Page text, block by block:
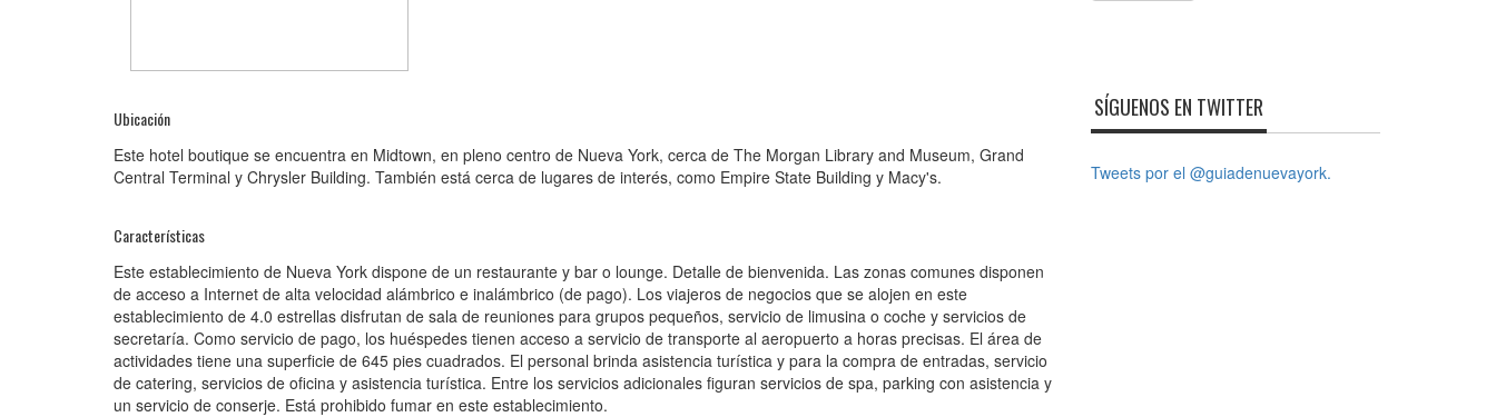
Ubicación
Este hotel boutique se encuentra en Midtown, en pleno centro de Nueva York, cerca de The Morgan Library and Museum, Grand
Central Terminal y Chrysler Building. También está cerca de lugares de interés, como Empire State Building y Macy's.
Características
Este establecimiento de Nueva York dispone de un restaurante y bar o lounge. Detalle de bienvenida. Las zonas comunes disponen
de acceso a Internet de alta velocidad alámbrico e inalámbrico (de pago). Los viajeros de negocios que se alojen en este
establecimiento de 4.0 estrellas disfrutan de sala de reuniones para grupos pequeños, servicio de limusina o coche y servicios de
secretaría. Como servicio de pago, los huéspedes tienen acceso a servicio de transporte al aeropuerto a horas precisas. El área de
actividades tiene una superficie de 645 pies cuadrados. El personal brinda asistencia turística y para la compra de entradas, servicio
de catering, servicios de oficina y asistencia turística. Entre los servicios adicionales figuran servicios de spa, parking con asistencia y
un servicio de conserje. Está prohibido fumar en este establecimiento.
SÍGUENOS EN TWITTER
Tweets por el @guiadenuevayork.